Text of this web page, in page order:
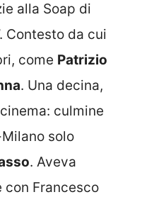
alla Soap di
Contesto da cui
come Patrizio
. Una decina,
culmine
solo
. Aveva
Francesco